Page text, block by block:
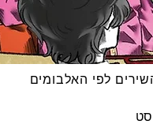
לפי האלבומים